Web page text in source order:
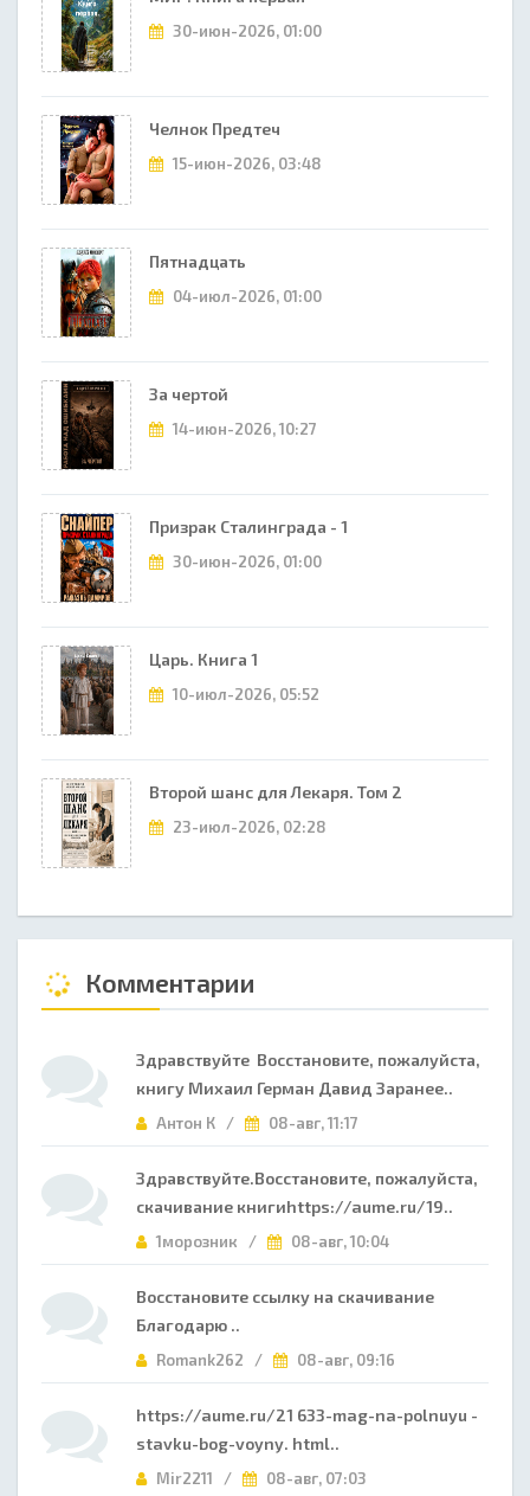
30-июн-2026, 01:00
Челнок Предтеч
15-июн-2026, 03:48
Пятнадцать
04-июл-2026, 01:00
За чертой
14-июн-2026, 10:27
Призрак Сталинграда - 1
30-июн-2026, 01:00
Царь. Книга 1
10-июл-2026, 05:52
Второй шанс для Лекаря. Том 2
23-июл-2026, 02:28
Комментарии
Здравствуйте Восстановите, пожалуйста,
книгу Михаил Герман Давид Заранее..
Антон К / 08-авг, 11:17
Здравствуйте.Восстановите, пожалуйста,
скачивание книгиhttps://aume.ru/19..
1морозник / 08-авг, 10:04
Восстановите ссылку на скачивание
Благодарю ..
Romank262 / 08-авг, 09:16
https://aume.ru/21 633-mag-na-polnuyu -
stavku-bog-voyny. html..
Mir2211 / 08-авг, 07:03